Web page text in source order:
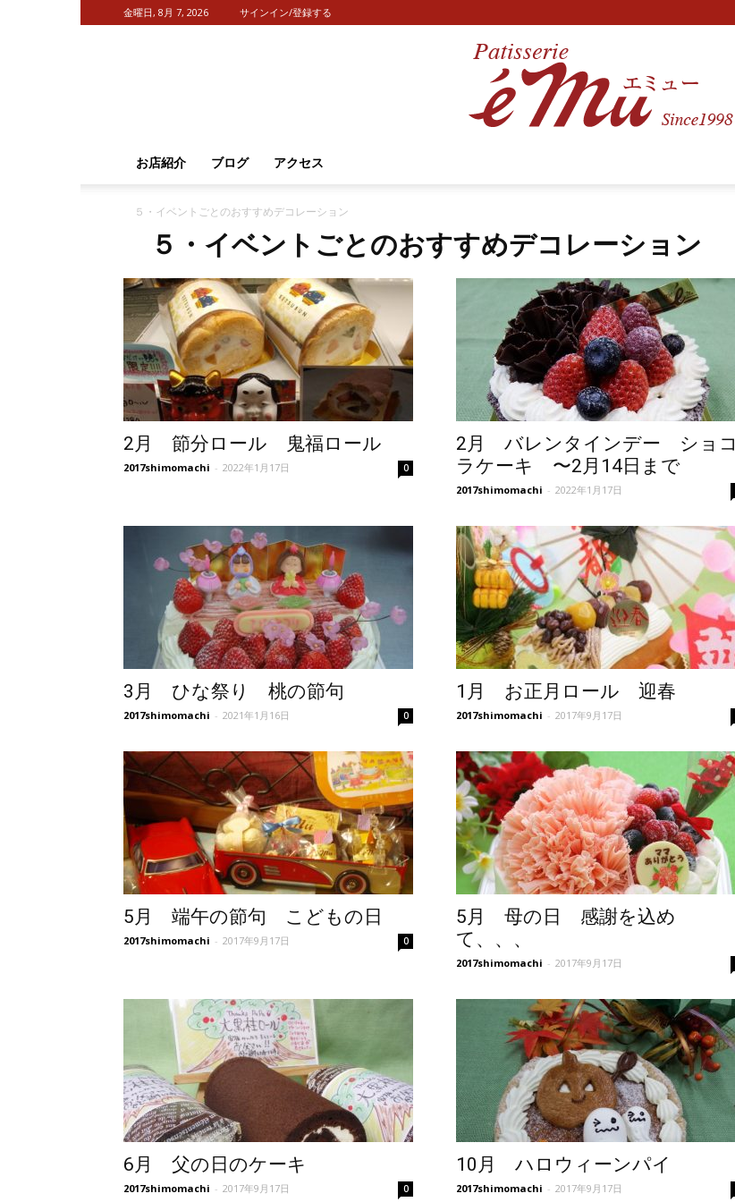
金曜日, 8月 7, 2026 サインイン/登録する
戸
の
ケ
ー
キ・
ス
イ
ー
お店紹介 ブログ アクセス
５・イベントごとのおすすめデコレーション
５・イベントごとのおすすめデコレーション
2月 節分ロール 鬼福ロール
2017shimomachi - 2022年1月17日 0
2月 バレンタインデー ショコ
ラケーキ 〜2月14日まで
2017shimomachi - 2022年1月17日
3月 ひな祭り 桃の節句
2017shimomachi - 2021年1月16日 0
1月 お正月ロール 迎春
2017shimomachi - 2017年9月17日
5月 端午の節句 こどもの日
2017shimomachi - 2017年9月17日 0
5月 母の日 感謝を込め
て、、、
2017shimomachi - 2017年9月17日
6月 父の日のケーキ
2017shimomachi - 2017年9月17日 0
10月 ハロウィーンパイ
2017shimomachi - 2017年9月17日